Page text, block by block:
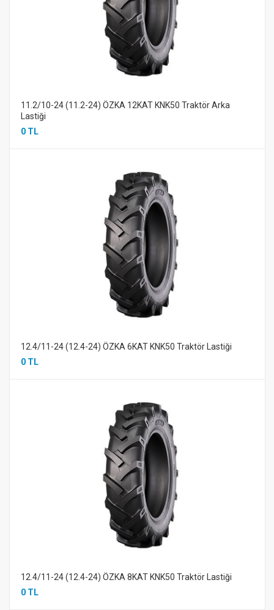
11.2/10-24 (11.2-24) ÖZKA 12KAT KNK50 Traktör Arka
Lastiği
0 TL
12.4/11-24 (12.4-24) ÖZKA 6KAT KNK50 Traktör Lastiği
0 TL
12.4/11-24 (12.4-24) ÖZKA 8KAT KNK50 Traktör Lastiği
0 TL